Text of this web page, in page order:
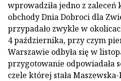
wprowadziła jedno z
obchody Dnia Dobroci dla
przypadało zwykle w
4 października, przy czym
Warszawie odbyła się w
przygotowanie odpowiadała
czele której stała